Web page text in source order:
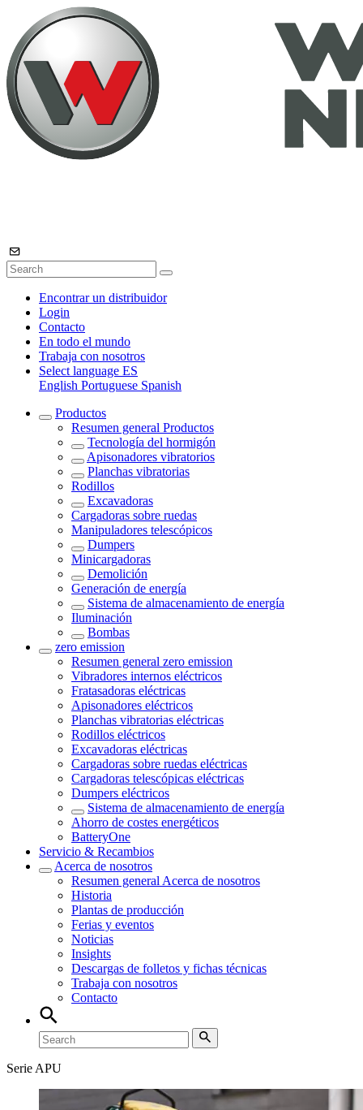
Encontrar un distribuidor
Login
Contacto
En todo el mundo
Trabaja con nosotros
Select language ES
English Portuguese Spanish
Productos
Resumen general Productos
Tecnología del hormigón
Apisonadores vibratorios
Planchas vibratorias
Rodillos
Excavadoras
Cargadoras sobre ruedas
Manipuladores telescópicos
Dumpers
Minicargadoras
Demolición
Generación de energía
Sistema de almacenamiento de energía
Iluminación
Bombas
zero emission
Resumen general zero emission
Vibradores internos eléctricos
Fratasadoras eléctricas
Apisonadores eléctricos
Planchas vibratorias eléctricas
Rodillos eléctricos
Excavadoras eléctricas
Cargadoras sobre ruedas eléctricas
Cargadoras telescópicas eléctricas
Dumpers eléctricos
Sistema de almacenamiento de energía
Ahorro de costes energéticos
BatteryOne
Servicio & Recambios
Acerca de nosotros
Resumen general Acerca de nosotros
Historia
Plantas de producción
Ferias y eventos
Noticias
Insights
Descargas de folletos y fichas técnicas
Trabaja con nosotros
Contacto
Serie APU